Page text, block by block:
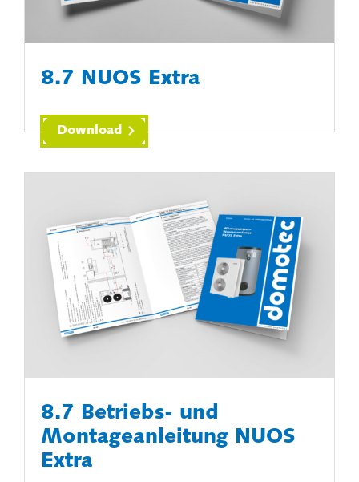
8.7 NUOS Extra
Download
8.7 Betriebs- und
Montageanleitung NUOS
Extra